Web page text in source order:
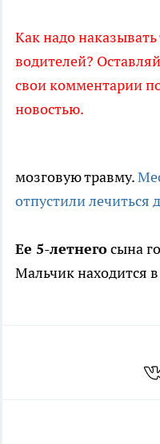
Как надо наказывать
водителей?
свои комментарии
новостью.
мозговую травму.
отпустили лечиться
Ее 5-летнегосына
Мальчик находится